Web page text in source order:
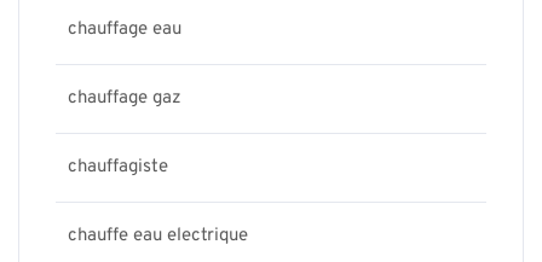
chauffage eau
chauffage gaz
chauffagiste
chauffe eau electrique